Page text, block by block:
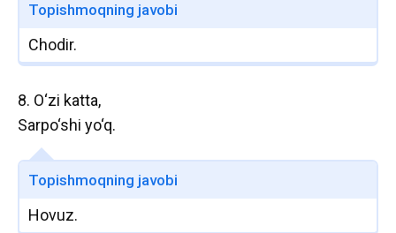
Topishmoqning javobi
Chodir.
8. O‘zi katta,
Sarpo‘shi yo‘q.
Topishmoqning javobi
Hovuz.